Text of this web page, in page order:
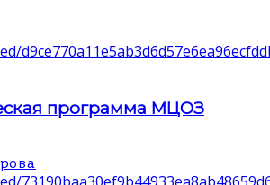
программа МЦОЗ